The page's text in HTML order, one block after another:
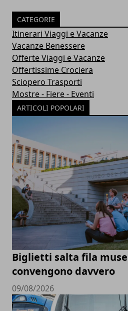
CATEGORIE
Itinerari Viaggi e Vacanze
Vacanze Benessere
Offerte Viaggi e Vacanze
Offertissime Crociera
Sciopero Trasporti
Mostre - Fiere - Eventi
ARTICOLI POPOLARI
Biglietti salta fila
convengono davvero
09/08/2026